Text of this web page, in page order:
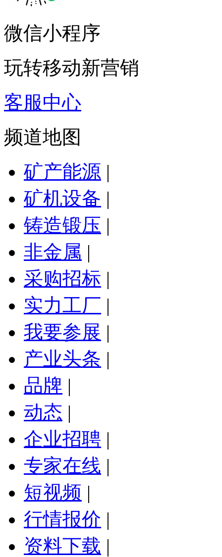
微信小程序
玩转移动新营销
客服中心
频道地图
矿产能源 |
矿机设备 |
铸造锻压 |
非金属 |
采购招标 |
实力工厂 |
我要参展 |
产业头条 |
品牌 |
动态 |
企业招聘 |
专家在线 |
短视频 |
行情报价 |
资料下载 |